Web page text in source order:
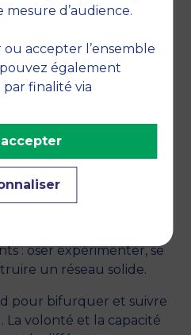
sont surtout une
unique de partage.
ET SES
ÉTUDIANTS
a joué un rôle clé :
décroché grâce au
était une ancienne
: oser expérimenter, se
un réseau solide.
pour bifurquer et suivre
La volonté et la capacité
mesure d’audience.
accepter l’ensemble
pouvez également
finalité via